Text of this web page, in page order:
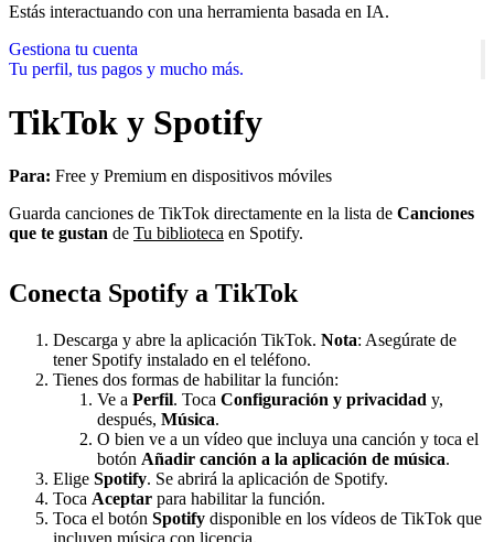
Estás interactuando con una herramienta basada en IA.
Gestiona tu cuenta
Tu perfil, tus pagos y mucho más.
TikTok y Spotify
Para: Free y Premium en dispositivos móviles
Guarda canciones de TikTok directamente en la lista de Canciones
que te gustan de Tu biblioteca en Spotify.
Conecta Spotify a TikTok
Descarga y abre la aplicación TikTok. Nota: Asegúrate de
tener Spotify instalado en el teléfono.
Tienes dos formas de habilitar la función:
Ve a Perfil. Toca Configuración y privacidad y,
después, Música.
O bien ve a un vídeo que incluya una canción y toca el
botón Añadir canción a la aplicación de música.
Elige Spotify. Se abrirá la aplicación de Spotify.
Toca Aceptar para habilitar la función.
Toca el botón Spotify disponible en los vídeos de TikTok que